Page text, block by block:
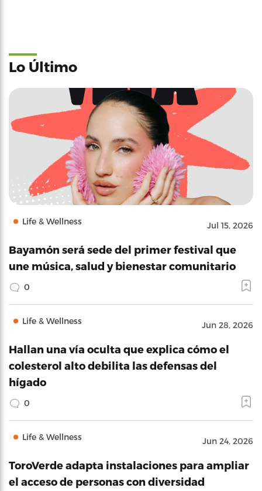
Lo Último
Life & Wellness Jul 15, 2026
Bayamón será sede del primer festival que
une música, salud y bienestar comunitario
0
Life & Wellness Jun 28, 2026
Hallan una vía oculta que explica cómo el
colesterol alto debilita las defensas del
hígado
0
Life & Wellness Jun 24, 2026
ToroVerde adapta instalaciones para ampliar
el acceso de personas con diversidad